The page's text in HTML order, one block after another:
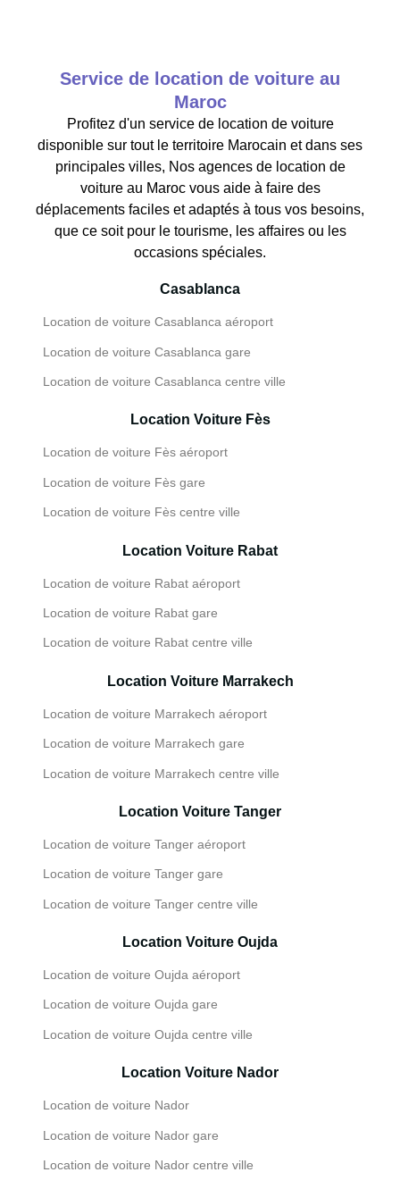
Service de location de voiture au
Maroc
Profitez d'un service de location de voiture
disponible sur tout le territoire Marocain et dans ses
principales villes, Nos agences de location de
voiture au Maroc vous aide à faire des
déplacements faciles et adaptés à tous vos besoins,
que ce soit pour le tourisme, les affaires ou les
occasions spéciales.
Casablanca
Location de voiture Casablanca aéroport
Location de voiture Casablanca gare
Location de voiture Casablanca centre ville
Location Voiture Fès
Location de voiture Fès aéroport
Location de voiture Fès gare
Location de voiture Fès centre ville
Location Voiture Rabat
Location de voiture Rabat aéroport
Location de voiture Rabat gare
Location de voiture Rabat centre ville
Location Voiture Marrakech
Location de voiture Marrakech aéroport
Location de voiture Marrakech gare
Location de voiture Marrakech centre ville
Location Voiture Tanger
Location de voiture Tanger aéroport
Location de voiture Tanger gare
Location de voiture Tanger centre ville
Location Voiture Oujda
Location de voiture Oujda aéroport
Location de voiture Oujda gare
Location de voiture Oujda centre ville
Location Voiture Nador
Location de voiture Nador
Location de voiture Nador gare
Location de voiture Nador centre ville